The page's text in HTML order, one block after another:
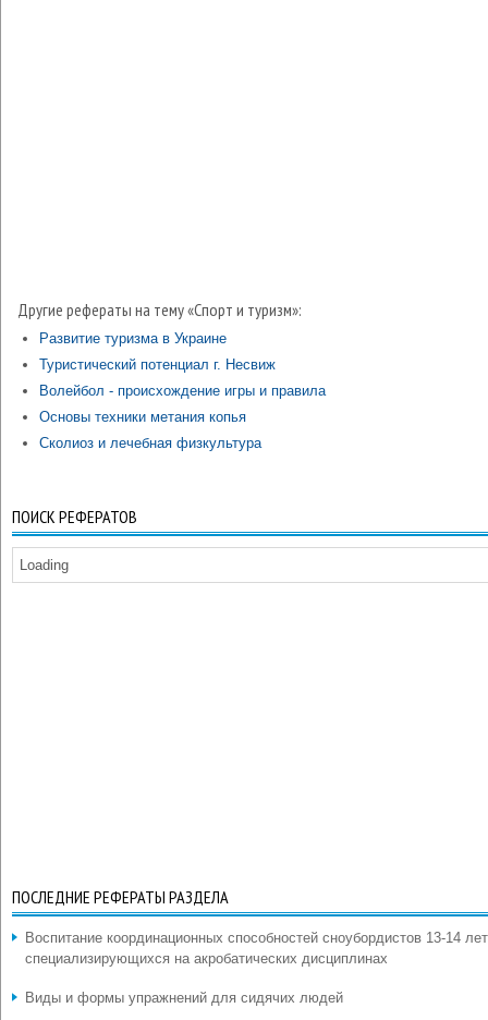
Другие рефераты на тему «Спорт и туризм»:
Развитие туризма в Украине
Туристический потенциал г. Несвиж
Волейбол - происхождение игры и правила
Основы техники метания копья
Сколиоз и лечебная физкультура
ПОИСК РЕФЕРАТОВ
Loading
ПОСЛЕДНИЕ РЕФЕРАТЫ РАЗДЕЛА
Воспитание координационных способностей сноубордистов 13-14
специализирующихся на акробатических дисциплинах
Виды и формы упражнений для сидячих людей